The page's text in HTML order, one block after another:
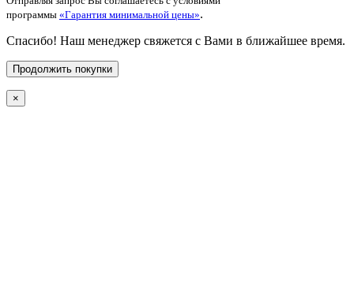
программы «Гарантия минимальной цены».
Спасибо! Наш менеджер свяжется с Вами в ближайшее время.
Продолжить покупки
×